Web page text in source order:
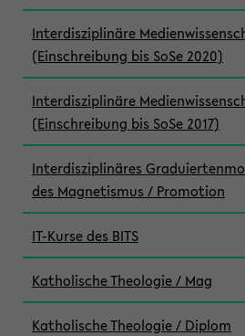
Interdisziplinäre
(Einschreibung bis SoSe 2020)
Interdisziplinäre
(Einschreibung bis SoSe 2017)
Interdisziplinäres
des Magnetismus / Promotion
IT-Kurse des BITS
Katholische Theologie / Mag
Katholische Theologie / Diplom